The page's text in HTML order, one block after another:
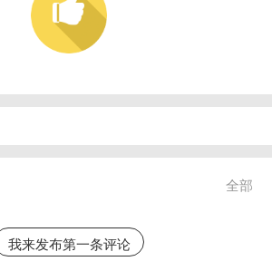
全部
我来发布第一条评论